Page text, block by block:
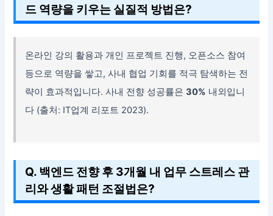
드 역량을 키우는 실질적 방법은?
온라인 강의 활용과 개인 프로젝트 진행, 오픈소스 참여
등으로 역량을 쌓고, 사내 협업 기회를 적극 탐색하는 전
략이 효과적입니다. 사내 전향 성공률은30% 내외입니
다 (출처: IT업계 리포트 2023).
Q. 백엔드 전향 후 3개월 내 업무 스트레스 관
리와 생활 패턴 조절법은?